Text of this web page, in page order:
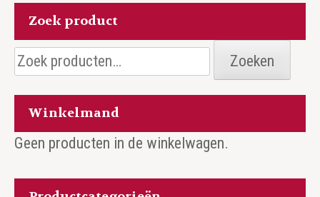
Zoek product
Zoeken
naar:
Zoeken
Winkelmand
Geen producten in de winkelwagen.